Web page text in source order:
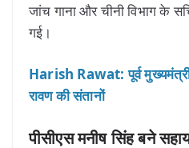
जांच गाना और चीनी विभाग के
गई।
Harish Rawat: पूर्व मुख्यमंत्री
रावण की संतानों
पीसीएस मनीष सिंह बने